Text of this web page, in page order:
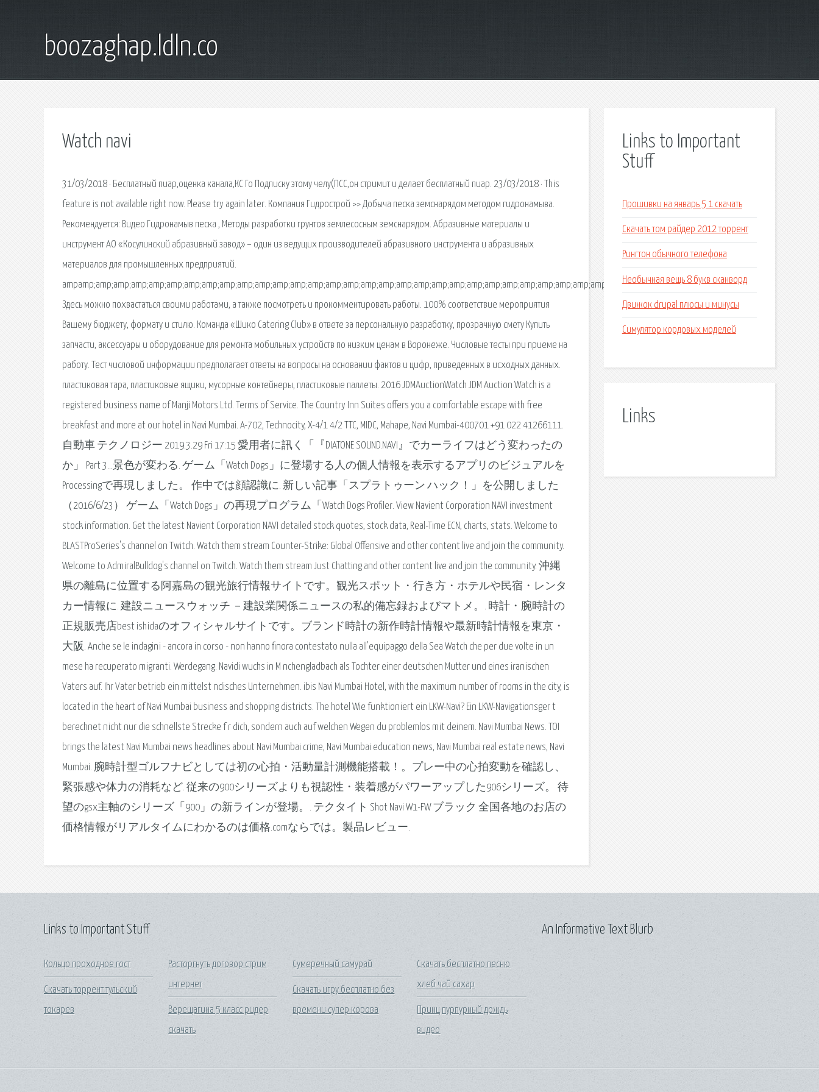
boozaghap.ldln.co
Watch navi
31/03/2018 · Бесплатный пиар,оценка канала,КС Го Подписку этому челу(ПСС,он стримит и делает бесплатный пиар. 23/03/2018 · This
feature is not available right now. Please try again later. Компания Гидрострой >> Добыча песка земснарядом методом гидронамыва.
Рекомендуется: Видео Гидронамыв песка , Методы разработки грунтов землесосным земснарядом. Абразивные материалы и
инструмент АО «Косулинский абразивный завод» – один из ведущих производителей абразивного инструмента и абразивных
материалов для промышленных предприятий.
ampamp;amp;amp;amp;amp;amp;amp;amp;amp;amp;amp;amp;amp;amp;amp;amp;amp;amp;amp;amp;amp;amp;amp;amp;amp;amp;amp;amp;amp;amp;amp;amp;amp;amp;amp;lt;divampamp;amp.
Здесь можно похвастаться своими работами, а также посмотреть и прокомментировать работы. 100% соответствие мероприятия
Вашему бюджету, формату и стилю. Команда «Шико Catering Club» в ответе за персональную разработку, прозрачную смету Купить
запчасти, аксессуары и оборудование для ремонта мобильных устройств по низким ценам в Воронеже. Числовые тесты при приеме на
работу. Тест числовой информации предполагает ответы на вопросы на основании фактов и цифр, приведенных в исходных данных.
пластиковая тара, пластиковые ящики, мусорные контейнеры, пластиковые паллеты. 2016 JDMAuctionWatch JDM Auction Watch is a
registered business name of Manji Motors Ltd. Terms of Service. The Country Inn Suites offers you a comfortable escape with free
breakfast and more at our hotel in Navi Mumbai. A-702, Technocity, X-4/1 4/2 TTC, MIDC, Mahape, Navi Mumbai-400701 +91 022 41266111.
自動車 テクノロジー 2019.3.29 Fri 17:15 愛用者に訊く「『DIATONE SOUND.NAVI』でカーライフはどう変わったの
か」 Part 3…景色が変わる. ゲーム「Watch Dogs」に登場する人の個人情報を表示するアプリのビジュアルを
Processingで再現しました。 作中では顔認識に. 新しい記事「スプラトゥーン ハック！」を公開しました
（2016/6/23） ゲーム「Watch Dogs」の再現プログラム「Watch Dogs Profiler. View Navient Corporation NAVI investment
stock information. Get the latest Navient Corporation NAVI detailed stock quotes, stock data, Real-Time ECN, charts, stats. Welcome to
BLASTProSeries's channel on Twitch. Watch them stream Counter-Strike: Global Offensive and other content live and join the community.
Welcome to AdmiralBulldog's channel on Twitch. Watch them stream Just Chatting and other content live and join the community. 沖縄
県の離島に位置する阿嘉島の観光旅行情報サイトです。観光スポット・行き方・ホテルや民宿・レンタ
カー情報に. 建設ニュースウォッチ －建設業関係ニュースの私的備忘録およびマトメ。. 時計・腕時計の
正規販売店best ishidaのオフィシャルサイトです。ブランド時計の新作時計情報や最新時計情報を東京・
大阪. Anche se le indagini - ancora in corso - non hanno finora contestato nulla all'equipaggo della Sea Watch che per due volte in un
mese ha recuperato migranti. Werdegang. Navidi wuchs in M nchengladbach als Tochter einer deutschen Mutter und eines iranischen
Vaters auf. Ihr Vater betrieb ein mittelst ndisches Unternehmen. ibis Navi Mumbai Hotel, with the maximum number of rooms in the city, is
located in the heart of Navi Mumbai business and shopping districts. The hotel Wie funktioniert ein LKW-Navi? Ein LKW-Navigationsger t
berechnet nicht nur die schnellste Strecke f r dich, sondern auch auf welchen Wegen du problemlos mit deinem. Navi Mumbai News. TOI
brings the latest Navi Mumbai news headlines about Navi Mumbai crime, Navi Mumbai education news, Navi Mumbai real estate news, Navi
Mumbai. 腕時計型ゴルフナビとしては初の心拍・活動量計測機能搭載！。プレー中の心拍変動を確認し、
緊張感や体力の消耗など. 従来の900シリーズよりも視認性・装着感がパワーアップした906シリーズ。 待
望のgsx主軸のシリーズ「900」の新ラインが登場。. テクタイト Shot Navi W1-FW ブラック 全国各地のお店の
価格情報がリアルタイムにわかるのは価格.comならでは。製品レビュー.
Links to Important
Stuff
Прошивки на январь 5 1 скачать
Скачать том райдер 2012 торрент
Рингтон обычного телефона
Необычная вещь 8 букв сканворд
Движок drupal плюсы и минусы
Симулятор кордовых моделей
Links
Links to Important Stuff
Кольцо проходное гост
Скачать торрент тульский
токарев
Расторгнуть договор стрим
интернет
Верещагина 5 класс ридер
скачать
Сумеречный самурай
Скачать игру бесплатно без
времени супер корова
Скачать бесплатно песню
хлеб чай сахар
Принц пурпурный дождь
видео
An Informative Text Blurb